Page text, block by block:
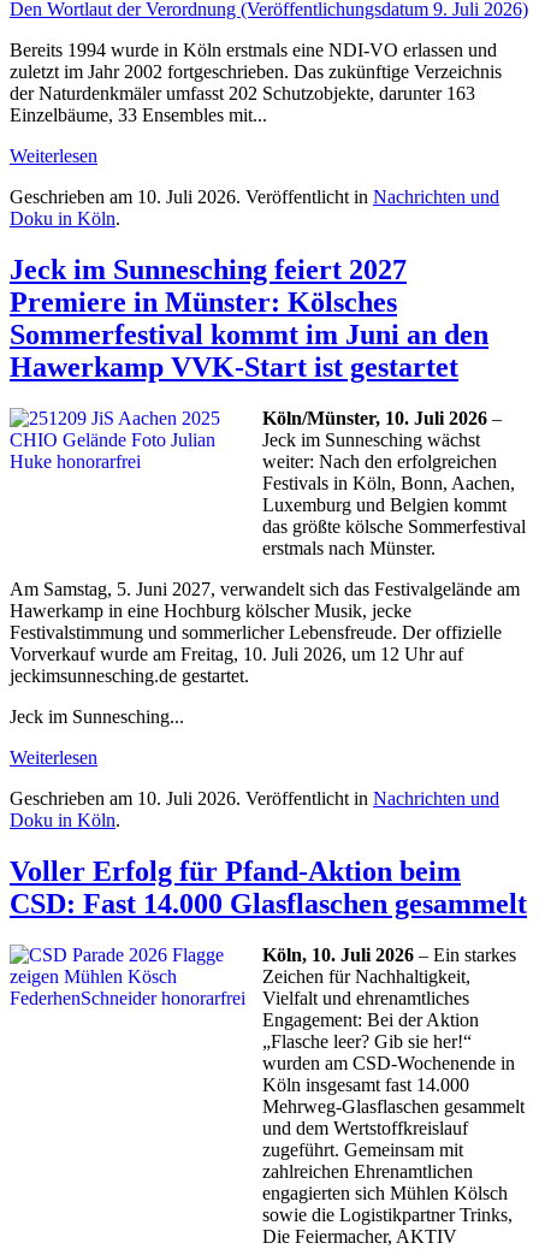
Den Wortlaut der Verordnung (Veröffentlichungsdatum 9. Juli 2026)
Bereits 1994 wurde in Köln erstmals eine NDI-VO erlassen und
zuletzt im Jahr 2002 fortgeschrieben. Das zukünftige Verzeichnis
der Naturdenkmäler umfasst 202 Schutzobjekte, darunter 163
Einzelbäume, 33 Ensembles mit...
Weiterlesen
Geschrieben am 10. Juli 2026. Veröffentlicht in Nachrichten und
Doku in Köln.
Jeck im Sunnesching feiert 2027
Premiere in Münster: Kölsches
Sommerfestival kommt im Juni an den
Hawerkamp VVK-Start ist gestartet
Köln/Münster, 10. Juli 2026 –
Jeck im Sunnesching wächst
weiter: Nach den erfolgreichen
Festivals in Köln, Bonn, Aachen,
Luxemburg und Belgien kommt
das größte kölsche Sommerfestival
erstmals nach Münster.
Am Samstag, 5. Juni 2027, verwandelt sich das Festivalgelände am
Hawerkamp in eine Hochburg kölscher Musik, jecke
Festivalstimmung und sommerlicher Lebensfreude. Der offizielle
Vorverkauf wurde am Freitag, 10. Juli 2026, um 12 Uhr auf
jeckimsunnesching.de gestartet.
Jeck im Sunnesching...
Weiterlesen
Geschrieben am 10. Juli 2026. Veröffentlicht in Nachrichten und
Doku in Köln.
Voller Erfolg für Pfand-Aktion beim
CSD: Fast 14.000 Glasflaschen gesammelt
Köln, 10. Juli 2026 – Ein starkes
Zeichen für Nachhaltigkeit,
Vielfalt und ehrenamtliches
Engagement: Bei der Aktion
„Flasche leer? Gib sie her!“
wurden am CSD-Wochenende in
Köln insgesamt fast 14.000
Mehrweg-Glasflaschen gesammelt
und dem Wertstoffkreislauf
zugeführt. Gemeinsam mit
zahlreichen Ehrenamtlichen
engagierten sich Mühlen Kölsch
sowie die Logistikpartner Trinks,
Die Feiermacher, AKTIV